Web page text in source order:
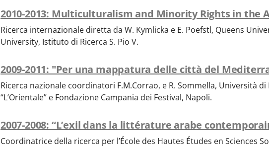
2010-2013: Multiculturalism and Minority Rights in the
Ricerca internazionale diretta da W. Kymlicka e E. Poefstl, Queens
University, Istituto di Ricerca S. Pio V.
2009-2011: "Per una mappatura delle città del
Ricerca nazionale coordinatori F.M.Corrao, e R. Sommella, Università di
“L’Orientale” e Fondazione Campania dei Festival, Napoli.
2007-2008: “L’exil dans la littérature arabe
Coordinatrice della ricerca per l’École des Hautes Études en Sciences